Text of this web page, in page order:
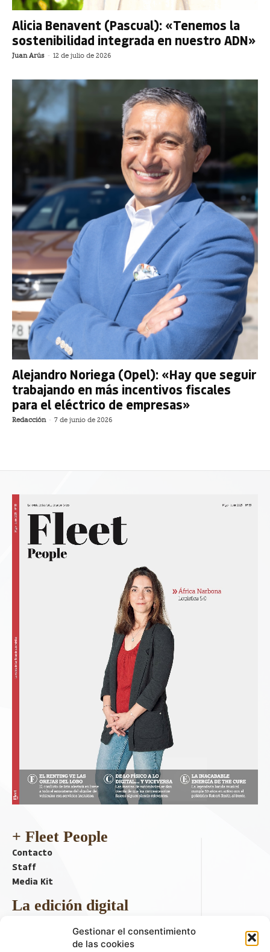
Gestionar el consentimiento
de las cookies
Alicia Benavent (Pascual): «Tenemos la
sostenibilidad integrada en nuestro ADN»
Juan Arús - 12 de julio de 2026
Alejandro Noriega (Opel): «Hay que seguir
trabajando en más incentivos fiscales
para el eléctrico de empresas»
Redacción - 7 de junio de 2026
+ Fleet People
Contacto
Staff
Media Kit
La edición digital
Descargar último ejemplar
ir a hemeroteca